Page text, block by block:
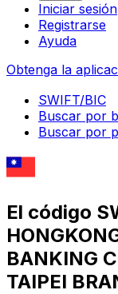
Iniciar sesión
Registrarse
Ayuda
Obtenga la
SWIFT/BIC
Buscar por
Buscar por
El código
BANKING
TAIPEI